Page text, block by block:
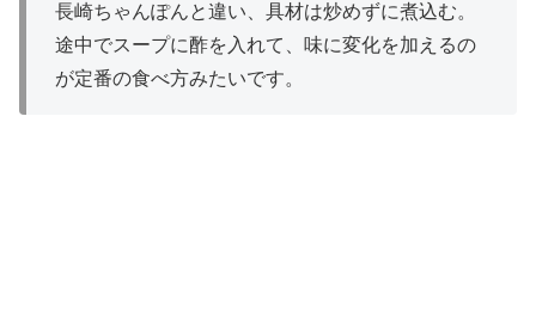
長崎ちゃんぽんと違い、具材は炒めずに煮込む。
途中でスープに酢を入れて、味に変化を加えるの
が定番の食べ方みたいです。